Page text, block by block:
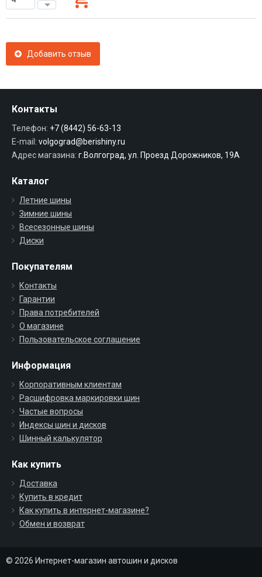
Добавить отзыв
Контакты
Телефон: +7 (8442) 56-63-13
E-mail: volgograd@berishiny.ru
Адрес магазина: г.Волгоград, ул. Проезд Дорожников, 19А
Каталог
Летние шины
Зимние шины
Всесезонные шины
Диски
Покупателям
Контакты
Гарантии
Права потребителей
О магазине
Пользовательское соглашение
Информация
Корпоративным клиентам
Расшифровка маркировки шин
Частые вопросы
Индексы шин и дисков
Шинный калькулятор
Как купить
Доставка
Купить в кредит
Как купить в интернет-магазине?
Обмен и возврат
© 2026 Интернет-магазин автошин и дисков